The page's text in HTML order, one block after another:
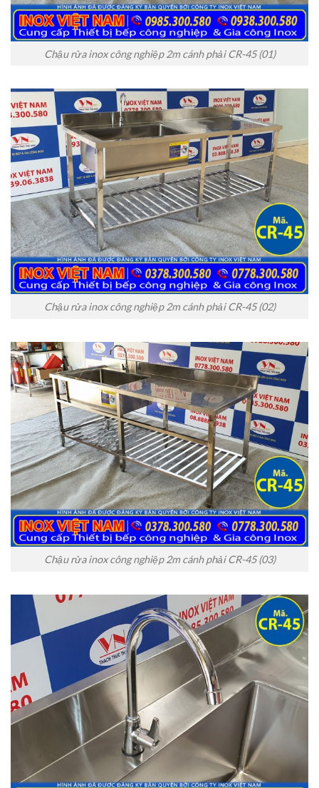
Chậu rửa inox công nghiệp 2m cánh phải CR-45 (01)
Chậu rửa inox công nghiệp 2m cánh phải CR-45 (02)
Chậu rửa inox công nghiệp 2m cánh phải CR-45 (03)